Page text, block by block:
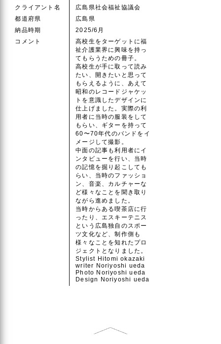
クライアント名
広島県社会福祉協議会
都道府県
広島県
納品時期
2025/6月
コメント
高校生をターゲットに福
祉介護業界に興味を持っ
てもらうための冊子。
高校生が手に取って読み
たい、開きたいと思って
もらえるように、あえて
昭和のレコードジャケッ
トを意識したデザインに
仕上げました。実際の利
用者に当時の服装をして
もらい、ギターを持って
60〜70年代のバンドをイ
メージして撮影。
中面の記事も利用者にイ
ンタビューを行い、当時
の記憶を掘り起こしても
らい、当時のファッショ
ン、音楽、カルチャーな
ど様々なことを聞き取り
ながら進めました。
当時からある喫茶店に行
ったり、エスキーテニス
という広島独自のスポー
ツ文化など、制作側も
様々なことを知れたプロ
ジェクトとなりました。
Stylist Hitomi okazaki
writer Noriyoshi ueda
Photo Noriyoshi ueda
Design Noriyoshi ueda